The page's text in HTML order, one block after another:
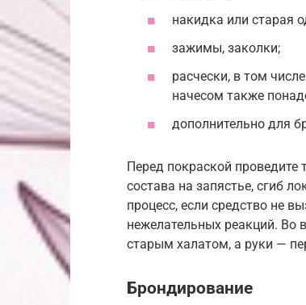
накидка или старая
зажимы, заколки;
расчески, в том
начесом также
дополнительно для
Перед покраской проведите
состава на запястье, сгиб
процесс, если средство не
нежелательных реакций. Во
старым халатом, а руки —
Брондирование